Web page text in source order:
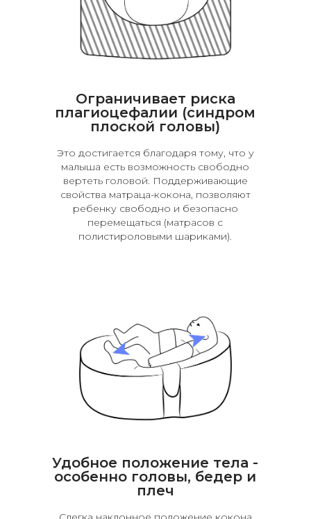
Ограничивает риска
плагиоцефалии (синдром
плоской головы)
Это достигается благодаря тому, что у
малыша есть возможность свободно
вертеть головой. Поддерживающие
свойства матраца-кокона, позволяют
ребенку свободно и безопасно
перемещаться (матрасов с
полистироловыми шариками).
Удобное положение тела -
особенно головы, бедер и
плеч